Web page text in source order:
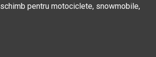
pentru motociclete, snowmobile,